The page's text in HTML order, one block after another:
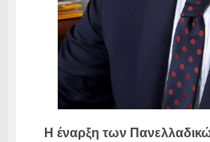
Η έναρξη των